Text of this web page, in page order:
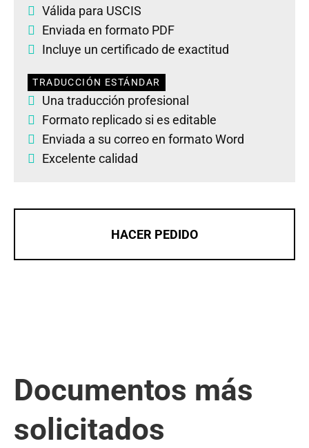
Válida para USCIS
Enviada en formato PDF
Incluye un certificado de exactitud
TRADUCCIÓN ESTÁNDAR
Una traducción profesional
Formato replicado si es editable
Enviada a su correo en formato Word
Excelente calidad
HACER PEDIDO
Documentos más
solicitados